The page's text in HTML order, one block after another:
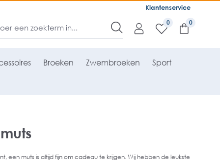
Klantenservice
0
Broeken Zwembroeken Sport
een muts is altijd fijn om cadeau te krijgen. Wij hebben de leukste